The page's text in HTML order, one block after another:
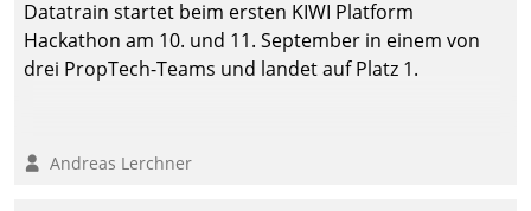
Datatrain startet beim ersten KIWI Platform
Hackathon am 10. und 11. September in einem von
drei PropTech-Teams und landet auf Platz 1.
Andreas Lerchner